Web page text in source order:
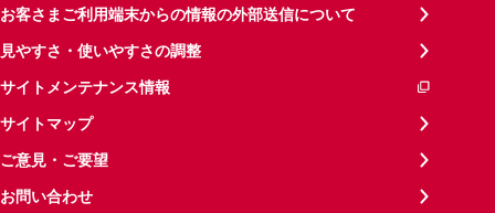
お客さまご利用端末からの情報の外部送信について
見やすさ・使いやすさの調整
サイトメンテナンス情報
サイトマップ
ご意見・ご要望
お問い合わせ